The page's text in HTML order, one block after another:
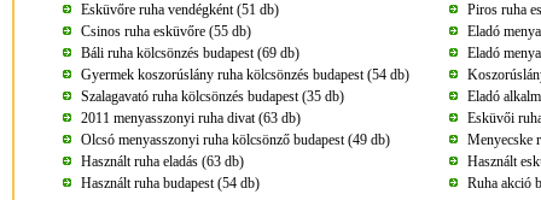
Esküvőre ruha vendégként (51 db)
Piros ruha
Csinos ruha esküvőre (55 db)
Eladó
Báli ruha kölcsönzés budapest (69 db)
Eladó
Gyermek koszorúslány ruha kölcsönzés budapest (54 db)
Szalagavató ruha kölcsönzés budapest (35 db)
Eladó
2011 menyasszonyi ruha divat (63 db)
Esküvői
Olcsó menyasszonyi ruha kölcsönző budapest (49 db)
Menyecske
Használt ruha eladás (63 db)
Használt
Használt ruha budapest (54 db)
Ruha akció